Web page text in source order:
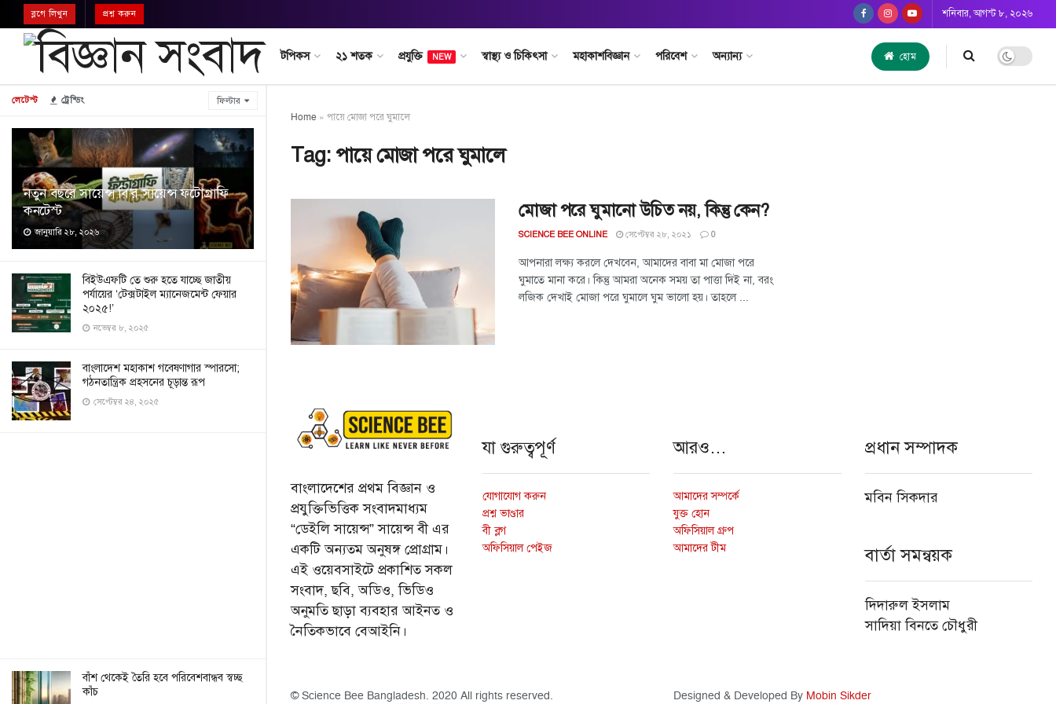
লেটেস্ট ট্রেন্ডিং ফিল্টার
নতুন বছরে সায়েন্স বি’র সায়েন্স ফটোগ্রাফি
কনটেস্ট
জানুয়ারি ২৮, ২০২৬
বিইউএফটি তে শুরু হতে যাচ্ছে জাতীয়
পর্যায়ের ‘টেক্সটাইল ম্যানেজমেন্ট ফেয়ার
২০২৫!’
নভেম্বর ৮, ২০২৫
বাংলাদেশ মহাকাশ গবেষণাগার স্পারসো;
গঠনতান্ত্রিক প্রহসনের চূড়ান্ত রূপ
সেপ্টেম্বর ২৪, ২০২৫
বাঁশ থেকেই তৈরি হবে পরিবেশবান্ধব স্বচ্ছ
কাঁচ
ব্লগে লিখুন প্রশ্ন করুন শনিবার, আগস্ট ৮, ২০২৬
টপিকস ২১ শতক প্রযুক্তি NEW স্বাস্থ্য ও চিকিৎসা মহাকাশবিজ্ঞান পরিবেশ অন্যান্য হোম
Home » পায়ে মোজা পরে ঘুমালে
Tag: পায়ে মোজা পরে ঘুমালে
মোজা পরে ঘুমানো উচিত নয়, কিন্তু কেন?
SCIENCE BEE ONLINE সেপ্টেম্বর ২৮, ২০২১ 0
আপনারা লক্ষ্য করলে দেখবেন, আমাদের বাবা মা মোজা পরে
ঘুমাতে মানা করে। কিন্তু আমরা অনেক সময় তা পাত্তা দিই না, বরং
লজিক দেখাই মোজা পরে ঘুমালে ঘুম ভালো হয়। তাহলে ...
বাংলাদেশের প্রথম বিজ্ঞান ও
প্রযুক্তিভিত্তিক সংবাদমাধ্যম
“ডেইলি সায়েন্স” সায়েন্স বী এর
একটি অন্যতম অনুষঙ্গ প্রোগ্রাম।
এই ওয়েবসাইটে প্রকাশিত সকল
সংবাদ, ছবি, অডিও, ভিডিও
অনুমতি ছাড়া ব্যবহার আইনত ও
নৈতিকভাবে বেআইনি।
যা গুরুত্বপূর্ণ
যোগাযোগ করুন
প্রশ্ন ভাণ্ডার
বী ব্লগ
অফিসিয়াল পেইজ
আরও…
আমাদের সম্পর্কে
যুক্ত হোন
অফিসিয়াল গ্রুপ
আমাদের টীম
প্রধান সম্পাদক
মবিন সিকদার
বার্তা সমন্বয়ক
দিদারুল ইসলাম
সাদিয়া বিনতে চৌধুরী
© Science Bee Bangladesh. 2020 All rights reserved. Designed & Developed By Mobin Sikder